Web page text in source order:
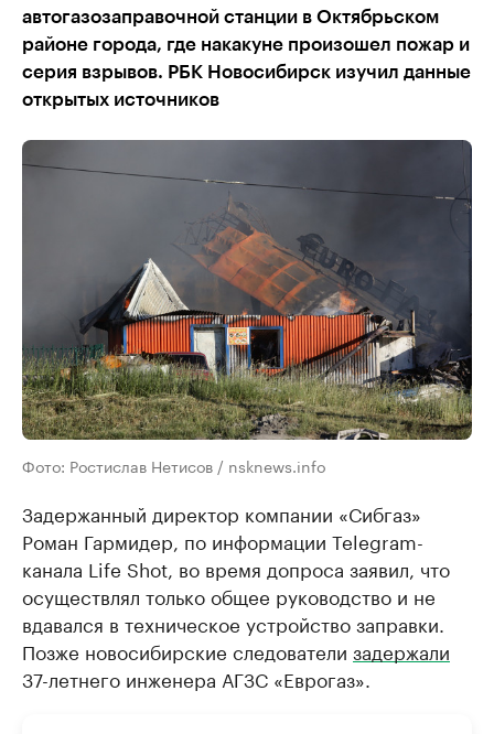
автогазозаправочной станции в Октябрьском
районе города, где накакуне произошел пожар и
серия взрывов. РБК Новосибирск изучил данные
открытых источников
Фото: Ростислав Нетисов / nsknews.info
Задержанный директор компании «Сибгаз»
Роман Гармидер, по информации Telegram-
канала Life Shot, во время допроса заявил, что
осуществлял только общее руководство и не
вдавался в техническое устройство заправки.
Позже новосибирские следователи задержали
37-летнего инженера АГЗС «Еврогаз».